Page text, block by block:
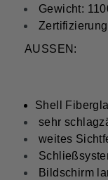
Gewicht:
AUSSEN:
Shell
sehr
weites
Bildschirm